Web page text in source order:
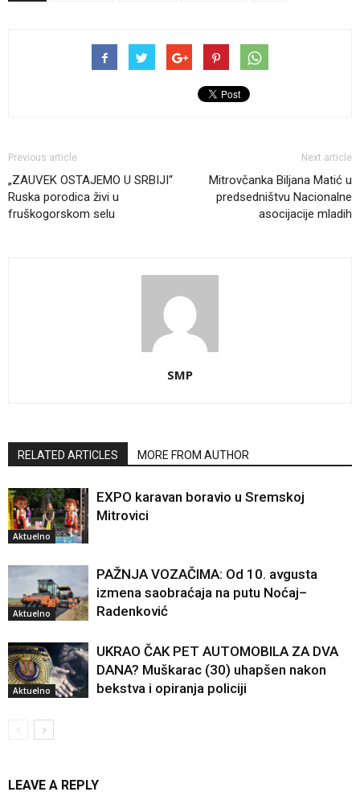
Previous article
„ZAUVEK OSTAJEMO U SRBIJI“
Ruska porodica živi u
fruškogorskom selu
Next article
Mitrovčanka Biljana Matić u
predsedništvu Nacionalne
asocijacije mladih
SMP
RELATED ARTICLES MORE FROM AUTHOR
Aktuelno
EXPO karavan boravio u Sremskoj
Mitrovici
Aktuelno
PAŽNJA VOZAČIMA: Od 10. avgusta
izmena saobraćaja na putu Noćaj–
Radenković
Aktuelno
UKRAO ČAK PET AUTOMOBILA ZA DVA
DANA? Muškarac (30) uhapšen nakon
bekstva i opiranja policiji
LEAVE A REPLY